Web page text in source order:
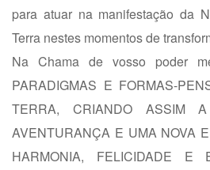
para atuar na manifestação da
Terra nestes momentos de
Na Chama de vosso poder
PARADIGMAS E FORMAS-
TERRA, CRIANDO ASSIM
AVENTURANÇA E UMA NOVA
HARMONIA, FELICIDADE E